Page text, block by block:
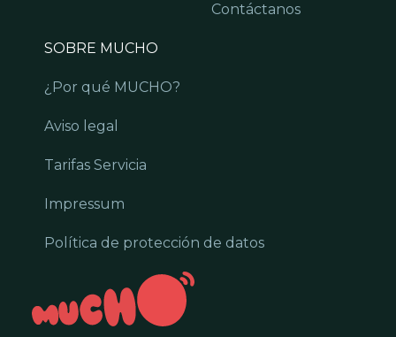
Contáctanos
SOBRE MUCHO
¿Por qué MUCHO?
Aviso legal
Tarifas Servicia
Impressum
Política de protección de datos